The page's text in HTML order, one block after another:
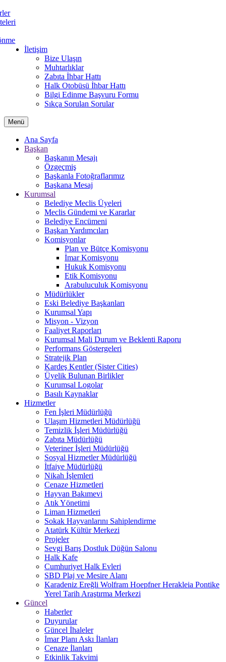
İletişim
Bize Ulaşın
Muhtarlıklar
Zabıta İhbar Hattı
Halk Otobüsü İhbar Hattı
Bilgi Edinme Başvuru Formu
Sıkça Sorulan Sorular
Menü
Ana Sayfa
Başkan
Başkanın Mesajı
Özgeçmiş
Başkanla Fotoğraflarımız
Başkana Mesaj
Kurumsal
Belediye Meclis Üyeleri
Meclis Gündemi ve Kararlar
Belediye Encümeni
Başkan Yardımcıları
Komisyonlar
Plan ve Bütçe Komisyonu
İmar Komisyonu
Hukuk Komisyonu
Etik Komisyonu
Arabuluculuk Komisyonu
Müdürlükler
Eski Belediye Başkanları
Kurumsal Yapı
Misyon - Vizyon
Faaliyet Raporları
Kurumsal Mali Durum ve Beklenti Raporu
Performans Göstergeleri
Stratejik Plan
Kardeş Kentler (Sister Cities)
Üyelik Bulunan Birlikler
Kurumsal Logolar
Basılı Kaynaklar
Hizmetler
Fen İşleri Müdürlüğü
Ulaşım Hizmetleri Müdürlüğü
Temizlik İşleri Müdürlüğü
Zabıta Müdürlüğü
Veteriner İşleri Müdürlüğü
Sosyal Hizmetler Müdürlüğü
İtfaiye Müdürlüğü
Nikah İşlemleri
Cenaze Hizmetleri
Hayvan Bakımevi
Atık Yönetimi
Liman Hizmetleri
Sokak Hayvanlarını Sahiplendirme
Atatürk Kültür Merkezi
Projeler
Sevgi Barış Dostluk Düğün Salonu
Halk Kafe
Cumhuriyet Halk Evleri
SBD Plaj ve Mesire Alanı
Karadeniz Ereğli Wolfram Hoepfner Herakleia Pontike
Yerel Tarih Araştırma Merkezi
Güncel
Haberler
Duyurular
Güncel İhaleler
İmar Planı Askı İlanları
Cenaze İlanları
Etkinlik Takvimi